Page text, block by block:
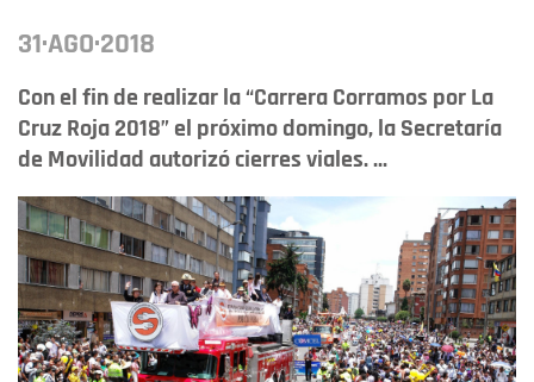
31·AGO·2018
Con el fin de realizar la “Carrera Corramos por La
Cruz Roja 2018” el próximo domingo, la Secretaría
de Movilidad autorizó cierres viales. ...